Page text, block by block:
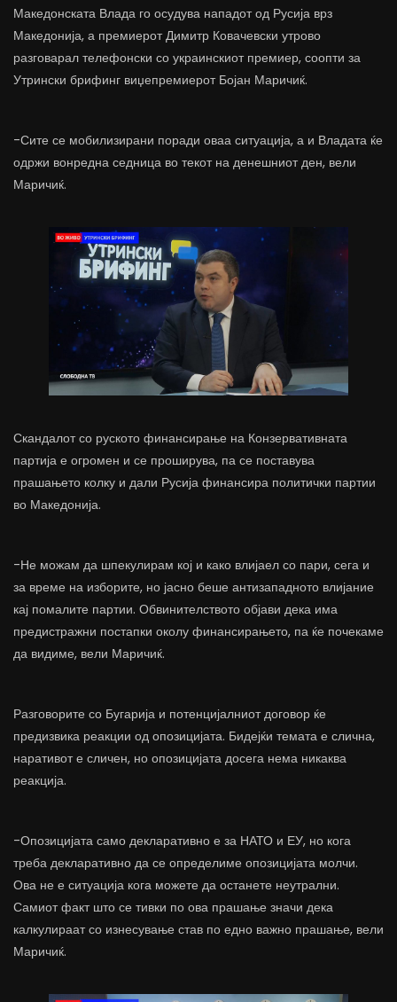
Македонската Влада го осудува нападот од Русија врз
Македонија, а премиерот Димитр Ковачевски утрово
разговарал телефонски со украинскиот премиер, соопти за
Утрински брифинг виџепремиерот Бојан Маричиќ.
-Сите се мобилизирани поради оваа ситуација, а и Владата ќе
одржи вонредна седница во текот на денешниот ден, вели
Маричиќ.
Скандалот со руското финансирање на Конзервативната
партија е огромен и се проширува, па се поставува
прашањето колку и дали Русија финансира политички партии
во Македонија.
-Не можам да шпекулирам кој и како влијаел со пари, сега и
за време на изборите, но јасно беше антизападното влијание
кај помалите партии. Обвинителството објави дека има
предистражни постапки околу финансирањето, па ќе почекаме
да видиме, вели Маричиќ.
Разговорите со Бугарија и потенцијалниот договор ќе
предизвика реакции од опозицијата. Бидејќи темата е слична,
наративот е сличен, но опозицијата досега нема никаква
реакција.
-Опозицијата само декларативно е за НАТО и ЕУ, но кога
треба декларативно да се определиме опозицијата молчи.
Ова не е ситуација кога можете да останете неутрални.
Самиот факт што се тивки по ова прашање значи дека
калкулираат со изнесување став по едно важно прашање, вели
Маричиќ.